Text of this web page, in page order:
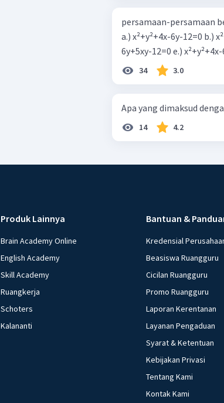
persamaan-persamaan
a.) x²+y²+4x-6y-12=0 b.)
6y+5xy-12=0 e.)
34 3.0
Apa yang dimaksud
14 4.2
Produk Lainnya
Brain Academy Online
English Academy
Skill Academy
Ruangkerja
Schoters
Kalananti
Bantuan &
Kredensial
Beasiswa Ruangguru
Cicilan Ruangguru
Promo Ruangguru
Laporan Kerentanan
Layanan Pengaduan
Syarat & Ketentuan
Kebijakan Privasi
Tentang Kami
Kontak Kami